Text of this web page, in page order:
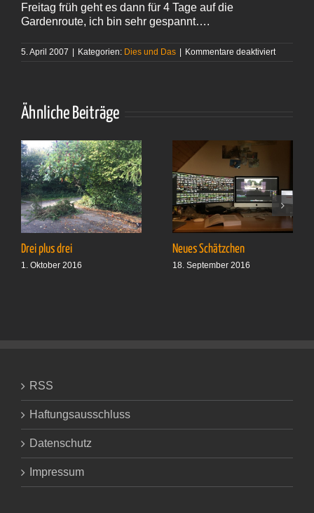
Freitag früh geht es dann für 4 Tage auf die
Gardenroute, ich bin sehr gespannt….
5. April 2007 | Kategorien: Dies und Das | Kommentare deaktiviertfür
Ähnliche Beiträge
Drei plus drei
1. Oktober 2016
Neues Schätzchen
18. September 2016
RSS
Haftungsausschluss
Datenschutz
Impressum